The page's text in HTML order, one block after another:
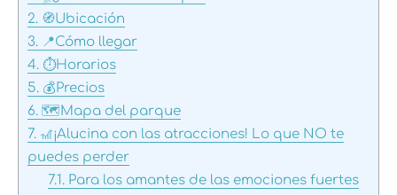
2. 🧭Ubicación
3. 📍Cómo llegar
4. ⏱️Horarios
5. 💰Precios
6. 🗺️Mapa del parque
7. 🎢¡Alucina con las atracciones! Lo que NO te
puedes perder
7.1.Para los amantes de las emociones fuertes